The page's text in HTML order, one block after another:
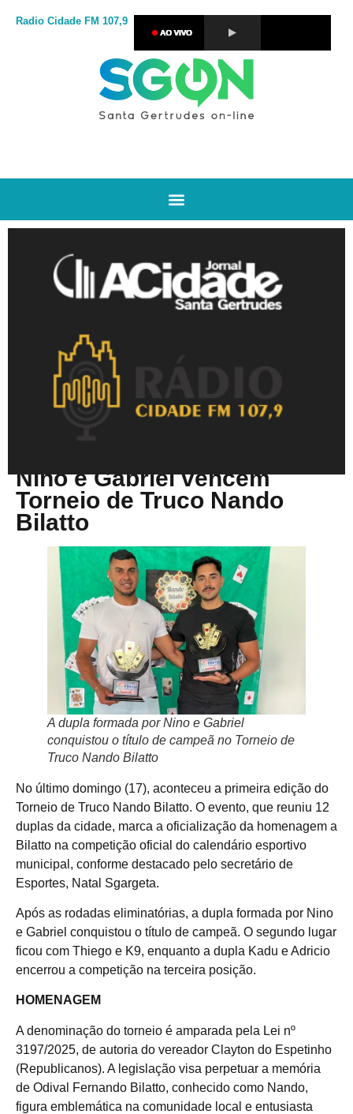
Radio Cidade FM 107,9
Nino e Gabriel vencem
Torneio de Truco Nando
Bilatto
A dupla formada por Nino e Gabriel
conquistou o título de campeã no Torneio de
Truco Nando Bilatto
No último domingo (17), aconteceu a primeira edição do
Torneio de Truco Nando Bilatto. O evento, que reuniu 12
duplas da cidade, marca a oficialização da homenagem a
Bilatto na competição oficial do calendário esportivo
municipal, conforme destacado pelo secretário de
Esportes, Natal Sgargeta.
Após as rodadas eliminatórias, a dupla formada por Nino
e Gabriel conquistou o título de campeã. O segundo lugar
ficou com Thiego e K9, enquanto a dupla Kadu e Adricio
encerrou a competição na terceira posição.
HOMENAGEM
A denominação do torneio é amparada pela Lei nº
3197/2025, de autoria do vereador Clayton do Espetinho
(Republicanos). A legislação visa perpetuar a memória
de Odival Fernando Bilatto, conhecido como Nando,
figura emblemática na comunidade local e entusiasta